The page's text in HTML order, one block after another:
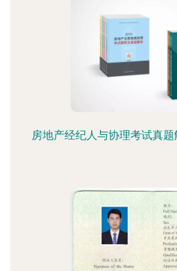
房地产经纪人与协理考试真